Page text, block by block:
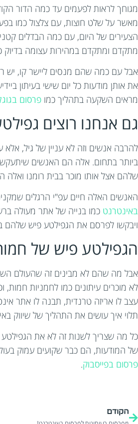
מגוחך לראות לפעמים עד כמה הדור
הצעירים של היום, עם כמה הבדלים
מתקדם ומתקדם במהירות עצומה בדיוק
אבל עם כמה שהם מנסים ליישר קו, יש
מראים השקעה בתהליך כמו פרסום
גם אנחנו רוצים
להרבה אנשים וזה לא עניין של גיל, אלא
ביותר בתחום. אלה הם האנשים
שלהם אצל אותו מוכר בבית רומנו ואלה האנשים שהולכים לאותו ספר
האנשים האלה חיים עפ"י הרגלים
באינטרנט
ויבקשו לפרסם את הגפילטע פיש שלהם באותו
הגפילטע פיש של
אבל מה שהם לא מבינים זה שהעולם
לא מוכרים עיתונים כמו לחמניות
עצב לו אריזה טרנדית, תבנה לו אתר
תלוי איך עושים את התהליך של שיווק
כל מה שצריך לשנות זה לא את הגפילטע
של המודעות, הם כבר שקועים עמוק
פרסום בפייסבוק.
הקודם